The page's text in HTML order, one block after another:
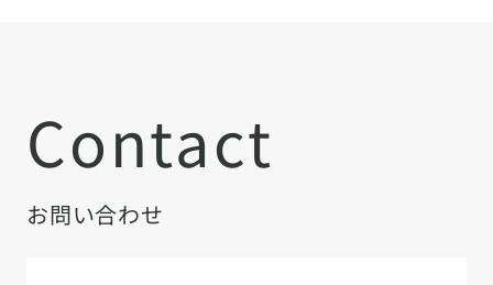
Contact
お問い合わせ